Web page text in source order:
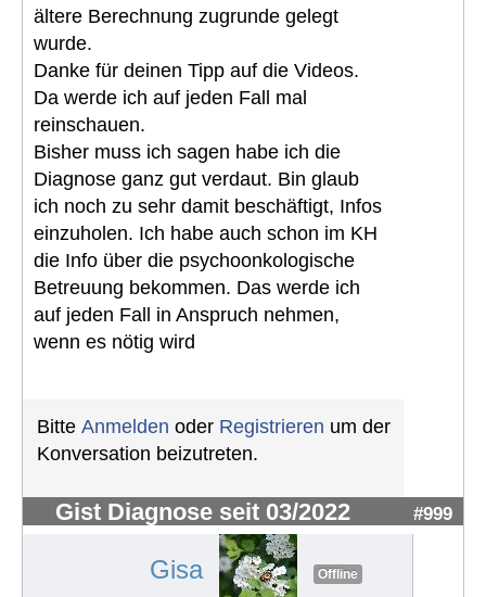
ältere Berechnung zugrunde gelegt
wurde.
Danke für deinen Tipp auf die Videos.
Da werde ich auf jeden Fall mal
reinschauen.
Bisher muss ich sagen habe ich die
Diagnose ganz gut verdaut. Bin glaub
ich noch zu sehr damit beschäftigt, Infos
einzuholen. Ich habe auch schon im KH
die Info über die psychoonkologische
Betreuung bekommen. Das werde ich
auf jeden Fall in Anspruch nehmen,
wenn es nötig wird
Bitte Anmelden oder Registrieren um der
Konversation beizutreten.
Gist Diagnose seit 03/2022 #999
Gisa Offline